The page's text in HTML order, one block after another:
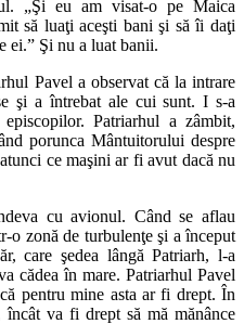
„Şi eu am visat-o pe Maica
să luaţi aceşti bani şi să îi daţi
ei.” Şi nu a luat banii.
Pavel a observat că la intrare
şi a întrebat ale cui sunt. I s-a
Patriarhul a zâmbit,
porunca Mântuitorului despre
ce maşini ar fi avut dacă nu
cu avionul. Când se aflau
o zonă de turbulenţe şi a început
care şedea lângă Patriarh, l-a
cădea în mare. Patriarhul Pavel
pentru mine asta ar fi drept. În
încât va fi drept să mă mănânce